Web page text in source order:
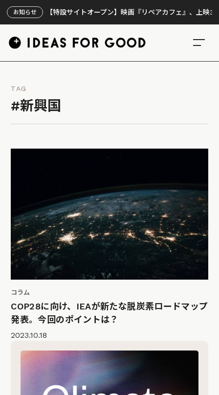
お知らせ
【特設サイトオープン】映画『リペアカフェ』、上映300回の
TAG
#新興国
コラム
COP28に向け、IEAが新たな脱炭素ロードマップ
発表。今回のポイントは？
2023.10.18